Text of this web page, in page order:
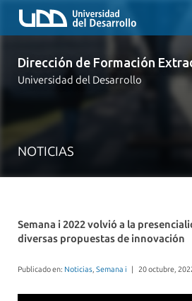
Dirección de Formación
Universidad del Desarrollo
NOTICIAS
NUESTRO
Semana i 2022 volvió a la
diversas propuestas de innovación
Publicado en: Noticias, Semana i | 20 octubre,